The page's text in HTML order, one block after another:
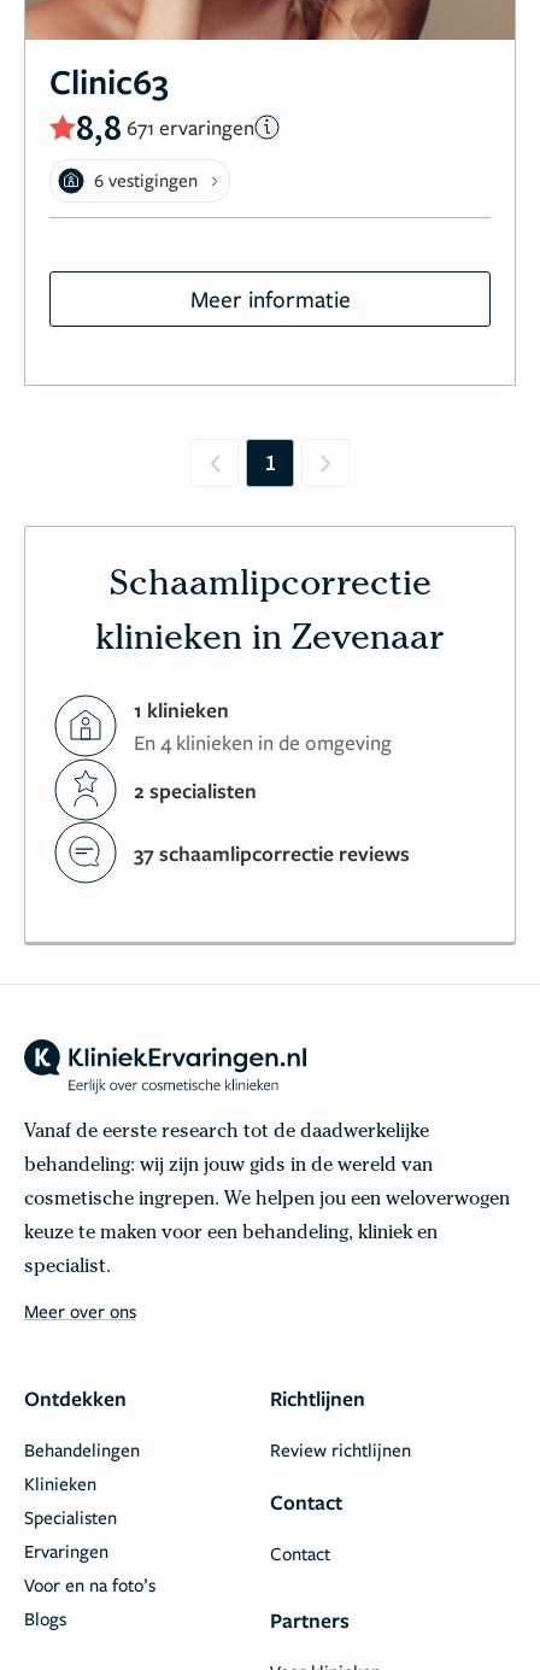
Clinic63
8,8 671 ervaringen
6 vestigingen
Meer informatie
Previous
1 Next
Schaamlipcorrectie
klinieken in Zevenaar
1 klinieken
En 4 klinieken in de omgeving
2 specialisten
37 schaamlipcorrectie reviews
Vanaf de eerste research tot de daadwerkelijke
behandeling: wij zijn jouw gids in de wereld van
cosmetische ingrepen. We helpen jou een weloverwogen
keuze te maken voor een behandeling, kliniek en
specialist.
Meer over ons
Ontdekken
Behandelingen
Klinieken
Specialisten
Ervaringen
Voor en na foto’s
Blogs
Richtlijnen
Review richtlijnen
Contact
Contact
Partners